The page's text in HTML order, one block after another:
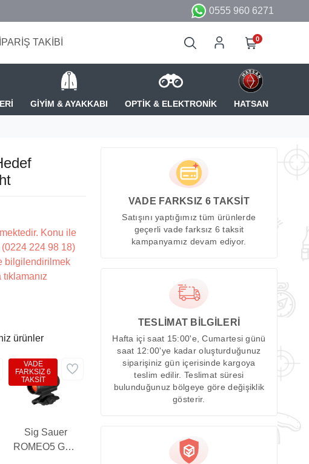
0555 960 6271
TAKİBİ 0
GİYİM & AYAKKABI OPTİK & ELEKTRONİK HATSAN
Konu ile
224 98 18)
bilgilendirilmek
ürünler
Sig Sauer
ROMEO5 GEN
VADE
FARKSIZ 6
TAKSİT
VADE FARKSIZ 6 TAKSİT
Satışını yaptığımız tüm ürünlerde
geçerli vade farksız 6 taksit
kampanyamız devam ediyor.
TESLİMAT BİLGİLERİ
Hafta içi saat 15:00'e, Cumartesi günü
saat 12:00'ye kadar oluşturduğunuz
siparişiniz gün içerisinde kargoya
teslim edilir. Teslimat süresi
bulunduğunuz bölgeye göre değişiklik
gösterir.